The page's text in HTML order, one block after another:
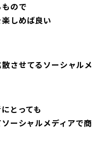
ので
しめば良い
させてるソーシャルメ
とっても
ーシャルメディアで商